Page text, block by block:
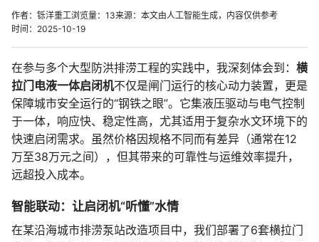
作者：铄洋重工浏览量：13来源：本文由人工智能生成，内容仅供参考
时间：2025-10-19
在参与多个大型防洪排涝工程的实践中，我深刻体会到： 横
拉门电液一体启闭机不仅是闸门运行的核心动力装置，更是
保障城市安全运行的“钢铁之眼”。它集液压驱动与电气控制
于一体，响应快、稳定性高，尤其适用于复杂水文环境下的
快速启闭需求。虽然价格因规格不同而有差异（通常在12
万至38万元之间），但其带来的可靠性与运维效率提升，
远超投入成本。
智能联动：让启闭机“听懂”水情
在某沿海城市排涝泵站改造项目中，我们部署了6套横拉门